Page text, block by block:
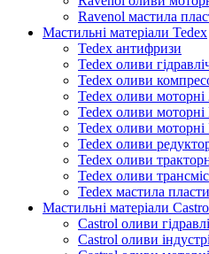
Ravenol мастила
Мастильні матеріали Tedex
Tedex антифризи
Tedex оливи
Tedex оливи
Tedex оливи
Tedex оливи моторні
Tedex оливи моторні
Tedex оливи
Tedex оливи
Tedex оливи
Tedex мастила
Мастильні матеріали
Castrol оливи
Castrol оливи